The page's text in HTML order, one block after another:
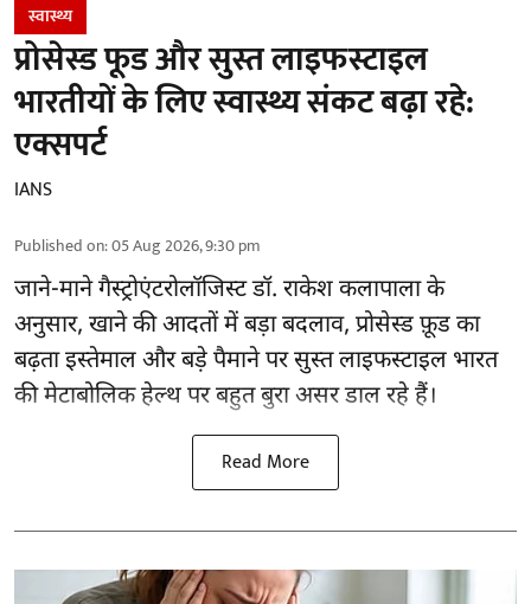
स्वास्थ्य
प्रोसेस्ड फूड और सुस्त लाइफस्टाइल
भारतीयों के लिए स्वास्थ्य संकट बढ़ा रहे:
एक्सपर्ट
IANS
Published on:05 Aug 2026, 9:30 pm
जाने-माने गैस्ट्रोएंटरोलॉजिस्ट डॉ. राकेश कलापाला के
अनुसार, खाने की आदतोंमें बड़ा बदलाव, प्रोसेस्ड फ़ूड का
बढ़ता इस्तेमाल और बड़े पैमाने पर सुस्त लाइफस्टाइल भारत
की मेटाबोलिक हेल्थ पर बहुत बुरा असर डाल रहे हैं।
Read More